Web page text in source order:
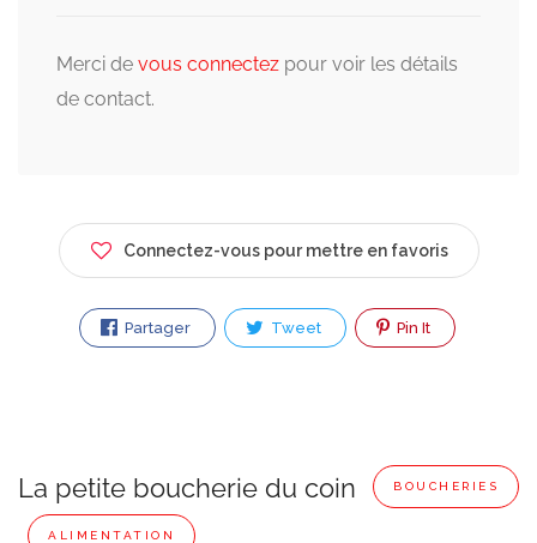
Merci de vous connectez pour voir les détails
de contact.
Connectez-vous pour mettre en favoris
Partager Tweet Pin It
La petite boucherie du coin BOUCHERIES
ALIMENTATION